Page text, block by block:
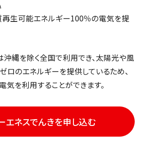
生可能エネルギー100％の電気を提
沖縄を除く全国で利用でき、太陽光や風
ロのエネルギーを提供しているため、
気を利用することができます。
エネスでんきを申し込む